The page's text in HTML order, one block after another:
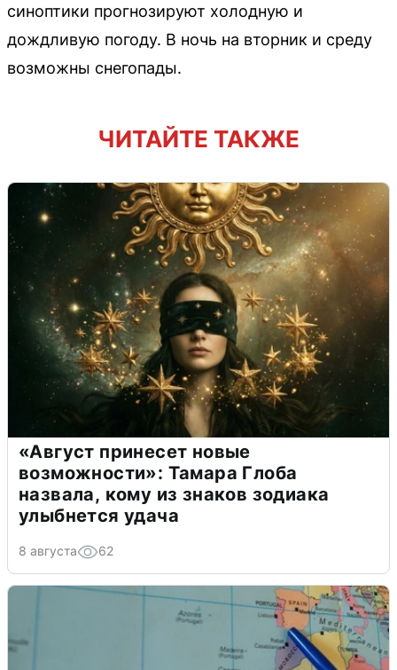
синоптики прогнозируют холодную и
дождливую погоду. В ночь на вторник и среду
возможны снегопады.
ЧИТАЙТЕ ТАКЖЕ
«Август принесет новые
возможности»: Тамара Глоба
назвала, кому из знаков зодиака
улыбнется удача
8 августа 62